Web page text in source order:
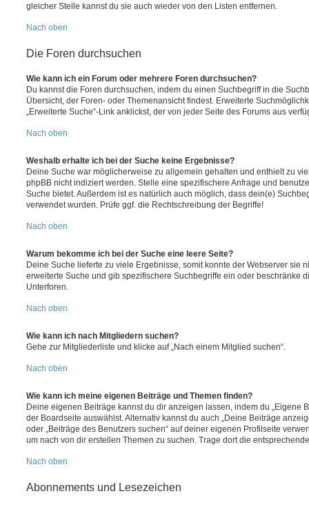
gleicher Stelle kannst du sie auch wieder von den Listen entfernen.
Nach oben
Die Foren durchsuchen
Wie kann ich ein Forum oder mehrere Foren durchsuchen?
Du kannst die Foren durchsuchen, indem du einen Suchbegriff in die
Übersicht, der Foren- oder Themenansicht findest. Erweiterte
„Erweiterte Suche“-Link anklickst, der von jeder Seite des Forums aus
Nach oben
Weshalb erhalte ich bei der Suche keine Ergebnisse?
Deine Suche war möglicherweise zu allgemein gehalten und enthielt zu
phpBB nicht indiziert werden. Stelle eine spezifischere Anfrage und
Suche bietet. Außerdem ist es natürlich auch möglich, dass dein(e)
verwendet wurden. Prüfe ggf. die Rechtschreibung der Begriffe!
Nach oben
Warum bekomme ich bei der Suche eine leere Seite?
Deine Suche lieferte zu viele Ergebnisse, somit konnte der Webserver sie
erweiterte Suche und gib spezifischere Suchbegriffe ein oder beschränke
Unterforen.
Nach oben
Wie kann ich nach Mitgliedern suchen?
Gehe zur Mitgliederliste und klicke auf „Nach einem Mitglied suchen“.
Nach oben
Wie kann ich meine eigenen Beiträge und Themen finden?
Deine eigenen Beiträge kannst du dir anzeigen lassen, indem du „Eigene
der Boardseite auswählst. Alternativ kannst du auch „Deine Beiträge
oder „Beiträge des Benutzers suchen“ auf deiner eigenen Profilseite
um nach von dir erstellen Themen zu suchen. Trage dort die
Nach oben
Abonnements und Lesezeichen